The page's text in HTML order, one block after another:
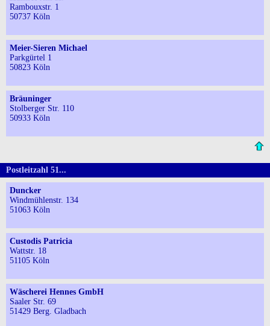
Rambouxstr. 1
50737 Köln
Meier-Sieren Michael
Parkgürtel 1
50823 Köln
Bräuninger
Stolberger Str. 110
50933 Köln
Postleitzahl 51...
Duncker
Windmühlenstr. 134
51063 Köln
Custodis Patricia
Wattstr. 18
51105 Köln
Wäscherei Hennes GmbH
Saaler Str. 69
51429 Berg. Gladbach